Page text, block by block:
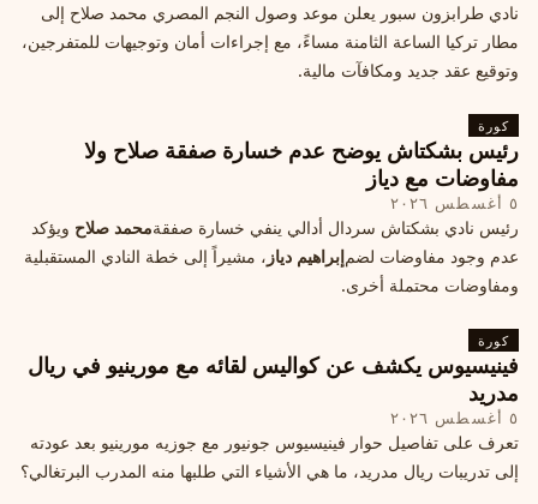
نادي طرابزون سبور يعلن موعد وصول النجم المصري محمد صلاح إلى
مطار تركيا الساعة الثامنة مساءً، مع إجراءات أمان وتوجيهات للمتفرجين،
وتوقيع عقد جديد ومكافآت مالية.
كورة
رئيس بشكتاش يوضح عدم خسارة صفقة صلاح ولا
مفاوضات مع دياز
٥ أغسطس ٢٠٢٦
رئيس نادي بشكتاش سردال أدالي ينفي خسارة صفقةمحمد صلاح ويؤكد
عدم وجود مفاوضات لضمإبراهيم دياز ، مشيراً إلى خطة النادي المستقبلية
ومفاوضات محتملة أخرى.
كورة
فينيسيوس يكشف عن كواليس لقائه مع مورينيو في ريال
مدريد
٥ أغسطس ٢٠٢٦
تعرف على تفاصيل حوار فينيسيوس جونيور مع جوزيه مورينيو بعد عودته
إلى تدريبات ريال مدريد، ما هي الأشياء التي طلبها منه المدرب البرتغالي؟